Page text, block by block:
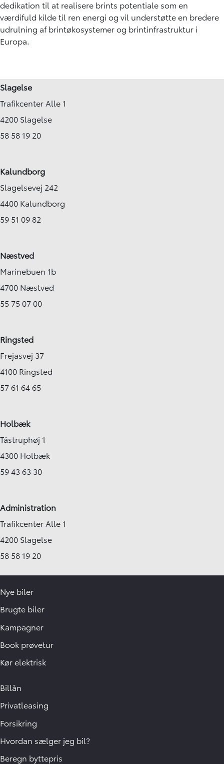
dedikation til at realisere brints potentiale som en
værdifuld kilde til ren energi og vil understøtte en bredere
udrulning af brintøkosystemer og brintinfrastruktur i
Europa.
15
Slagelse
Trafikcenter Alle 1
4200 Slagelse
58 58 19 20
Kalundborg
Slagelsevej 242
4400 Kalundborg
59 51 09 82
Næstved
Marinebuen 1b
4700 Næstved
55 75 07 00
Ringsted
Frejasvej 37
4100 Ringsted
57 61 64 65
Holbæk
Tåstruphøj 1
4300 Holbæk
59 43 63 30
Administration
Trafikcenter Alle 1
4200 Slagelse
58 58 19 20
Nye biler
Brugte biler
Kampagner
Book prøvetur
Kør elektrisk
Billån
Privatleasing
Forsikring
Hvordan sælger jeg bil?
Beregn byttepris